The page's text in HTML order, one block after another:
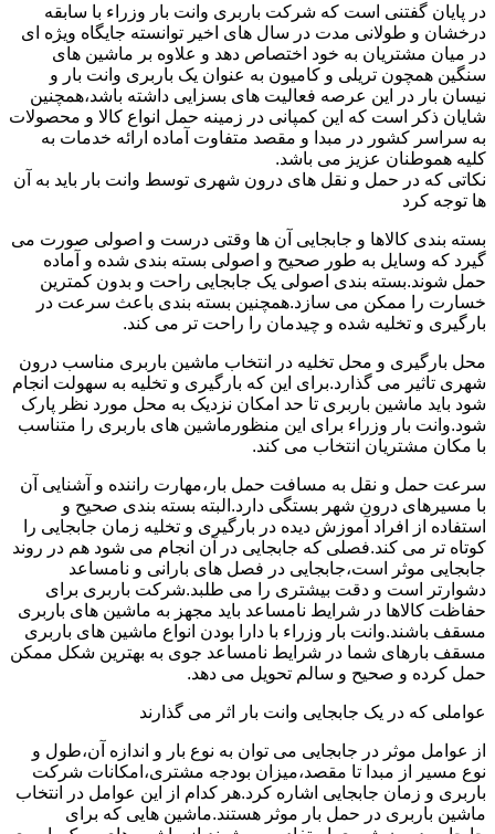
در پایان گفتنی است که شرکت باربری وانت بار وزراء با سابقه
درخشان و طولانی مدت در سال های اخیر توانسته جایگاه ویژه ای
در میان مشتریان به خود اختصاص دهد و علاوه بر ماشین های
سنگین همچون تریلی و کامیون به عنوان یک باربری وانت بار و
نیسان بار در این عرصه فعالیت های بسزایی داشته باشد،همچنین
شایان ذکر است که این کمپانی در زمینه حمل انواع کالا و محصولات
به سراسر کشور در مبدا و مقصد متفاوت آماده ارائه خدمات به
کلیه هموطنان عزیز می باشد.
نکاتی که در حمل و نقل های درون شهری توسط وانت بار باید به آن
ها توجه کرد
بسته بندی کالاها و جابجایی آن ها وقتی درست و اصولی صورت می
گیرد که وسایل به طور صحیح و اصولی بسته بندی شده و آماده
حمل شوند.بسته بندی اصولی یک جابجایی راحت و بدون کمترین
خسارت را ممکن می سازد.همچنین بسته بندی باعث سرعت در
بارگیری و تخلیه شده و چیدمان را راحت تر می کند.
محل بارگیری و محل تخلیه در انتخاب ماشین باربری مناسب درون
شهری تاثیر می گذارد.برای این که بارگیری و تخلیه به سهولت انجام
شود باید ماشین باربری تا حد امکان نزدیک به محل مورد نظر پارک
شود.وانت بار وزراء برای این منظورماشین های باربری را متناسب
با مکان مشتریان انتخاب می کند.
سرعت حمل و نقل به مسافت حمل بار،مهارت راننده و آشنایی آن
با مسیرهای درون شهر بستگی دارد.البته بسته بندی صحیح و
استفاده از افراد آموزش دیده در بارگیری و تخلیه زمان جابجایی را
کوتاه تر می کند.فصلی که جابجایی در آن انجام می شود هم در روند
جابجایی موثر است،جابجایی در فصل های بارانی و نامساعد
دشوارتر است و دقت بیشتری را می طلبد.شرکت باربری برای
حفاظت کالاها در شرایط نامساعد باید مجهز به ماشین های باربری
مسقف باشند.وانت بار وزراء با دارا بودن انواع ماشین های باربری
مسقف بارهای شما در شرایط نامساعد جوی به بهترین شکل ممکن
حمل کرده و صحیح و سالم تحویل می دهد.
عواملی که در یک جابجایی وانت بار اثر می گذارند
از عوامل موثر در جابجایی می توان به نوع بار و اندازه آن،طول و
نوع مسیر از مبدا تا مقصد،میزان بودجه مشتری،امکانات شرکت
باربری و زمان جابجایی اشاره کرد.هر کدام از این عوامل در انتخاب
ماشین باربری در حمل بار موثر هستند.ماشین هایی که برای